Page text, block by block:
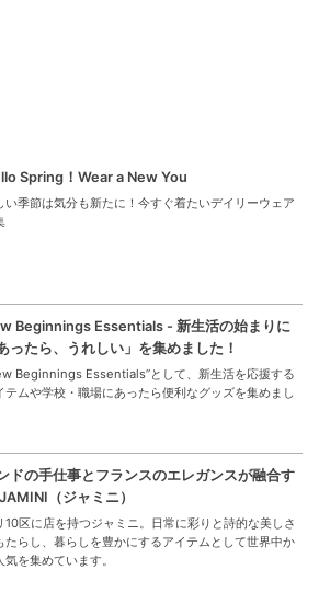
Spring！Wear a New You
い季節は気分も新たに！今すぐ着たいデイリーウェア
Beginnings Essentials - 新生活の始まりに
あったら、うれしい」を集めました！
Beginnings Essentials”として、新生活を応援する
テムや学校・職場にあったら便利なグッズを集めまし
ドの手仕事とフランスのエレガンスが融合す
（ジャミニ）
10区に店を持つジャミニ。日常に彩りと詩的な美しさ
たらし、暮らしを豊かにするアイテムとして世界中か
気を集めています。